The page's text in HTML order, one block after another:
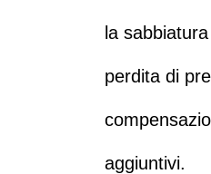
la
perdita di
aggiuntivi.